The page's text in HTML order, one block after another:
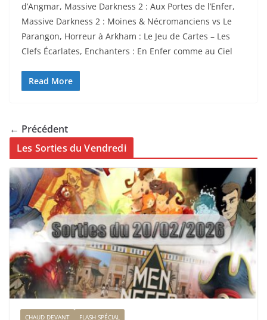
d’Angmar, Massive Darkness 2 : Aux Portes de l’Enfer,
Massive Darkness 2 : Moines & Nécromanciens vs Le
Parangon, Horreur à Arkham : Le Jeu de Cartes – Les
Clefs Écarlates, Enchanters : En Enfer comme au Ciel
Read More
← Précédent
Les Sorties du Vendredi
CHAUD DEVANT FLASH SPÉCIAL